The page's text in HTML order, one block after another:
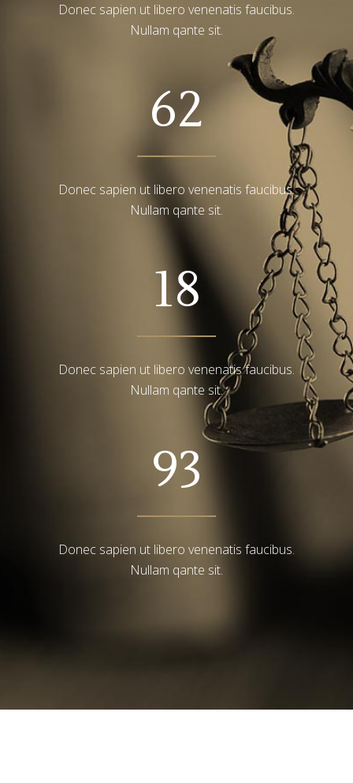
Donec sapien ut libero venenatis faucibus.
Nullam qante sit.
62
Donec sapien ut libero venenatis faucibus.
Nullam qante sit.
18
Donec sapien ut libero venenatis faucibus.
Nullam qante sit.
93
Donec sapien ut libero venenatis faucibus.
Nullam qante sit.